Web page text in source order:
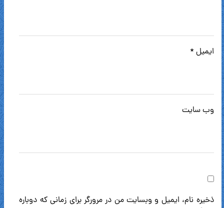
ایمیل *
وب‌ سایت
ذخیره نام، ایمیل و وبسایت من در مرورگر برای زمانی که دوباره